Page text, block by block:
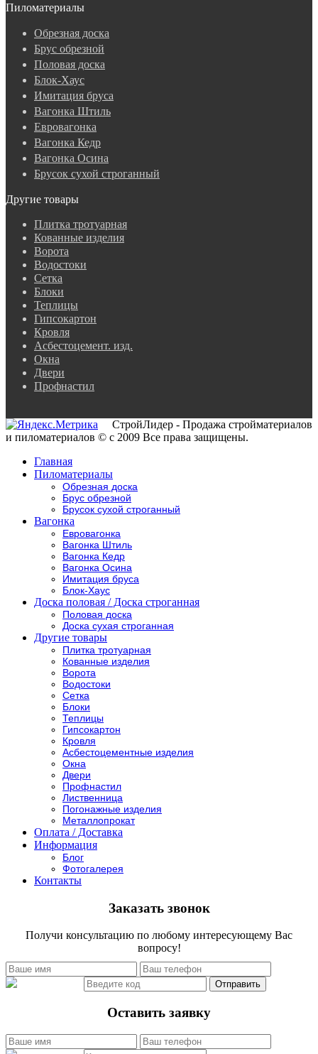
Пиломатериалы
Обрезная доска
Брус обрезной
Половая доска
Блок-Хаус
Имитация бруса
Вагонка Штиль
Евровагонка
Вагонка Кедр
Вагонка Осина
Брусок сухой строганный
Другие товары
Плитка тротуарная
Кованные изделия
Ворота
Водостоки
Сетка
Блоки
Теплицы
Гипсокартон
Кровля
Асбестоцемент. изд.
Окна
Двери
Профнастил
СтройЛидер - Продажа стройматериалов
и пиломатериалов © с 2009 Все права защищены.
Главная
Пиломатериалы
Обрезная доска
Брус обрезной
Брусок сухой строганный
Вагонка
Евровагонка
Вагонка Штиль
Вагонка Кедр
Вагонка Осина
Имитация бруса
Блок-Хаус
Доска половая / Доска строганная
Половая доска
Доска сухая строганная
Другие товары
Плитка тротуарная
Кованные изделия
Ворота
Водостоки
Сетка
Блоки
Теплицы
Гипсокартон
Кровля
Асбестоцементные изделия
Окна
Двери
Профнастил
Лиственница
Погонажные изделия
Металлопрокат
Оплата / Доставка
Информация
Блог
Фотогалерея
Контакты
Заказать звонок
Получи консультацию по любому интересующему Вас
вопросу!
Оставить заявку